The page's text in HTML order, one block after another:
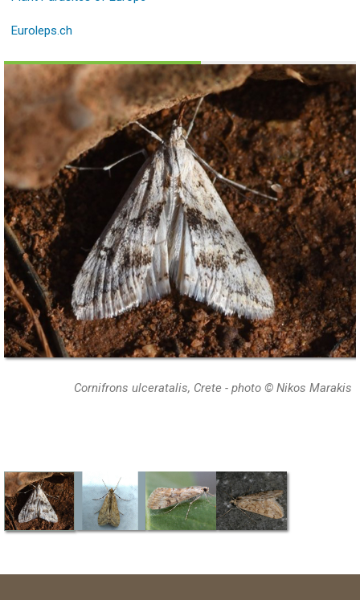
Euroleps.ch
Cornifrons ulceratalis, Crete - photo © Nikos Marakis